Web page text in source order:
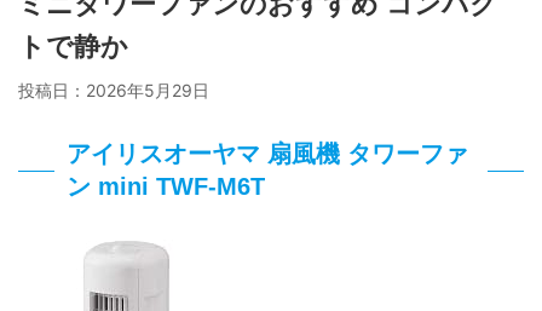
トで静か
投稿日： 2026年5月29日
アイリスオーヤマ 扇風機 タワーファ
ン mini TWF-M6T